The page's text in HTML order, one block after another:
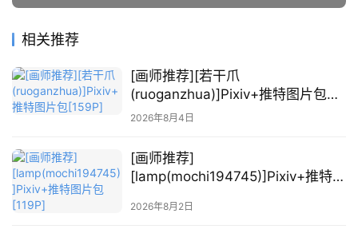
绘
图
库
关
于
站
相关推荐
[画师推荐][若干爪
(ruoganzhua)]Pixiv+推特图片包
[159P]
2026年8月4日
[画师推荐]
[lamp(mochi194745)]Pixiv+推特图
2026年8月2日